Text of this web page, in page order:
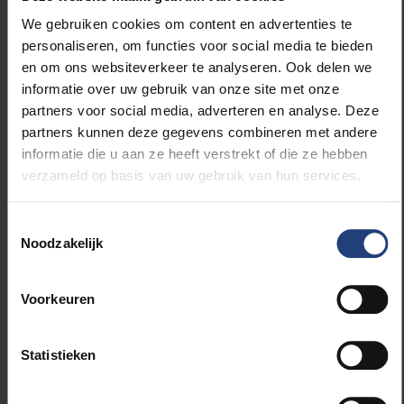
We gebruiken cookies om content en advertenties te
personaliseren, om functies voor social media te bieden
en om ons websiteverkeer te analyseren. Ook delen we
informatie over uw gebruik van onze site met onze
partners voor social media, adverteren en analyse. Deze
partners kunnen deze gegevens combineren met andere
informatie die u aan ze heeft verstrekt of die ze hebben
verzameld op basis van uw gebruik van hun services.
Noodzakelijk
Voorkeuren
Statistieken
behoeften en leerstijlen. Deze specialisatie stelt
studenten in staat toegang te krijgen tot
hoogwaardige kennis over diverse AI-onderwerpen,
waardoor ze een breder begrip van AI in
verschillende contexten ontwikkelen."
Hoe werkt de programmeeractiviteit in het
toernooi en wat zijn de toekomstige doelen?
studenten AI om een spel te spelen, zoals Pac-Man.
De software wordt geüpload naar een server, waar
virtueel toernooi. Dit concept is met succes
en de VUB, met plannen om het toernooi verder uit te
breiden naar andere EUTOPIA-universiteiten. Het doel